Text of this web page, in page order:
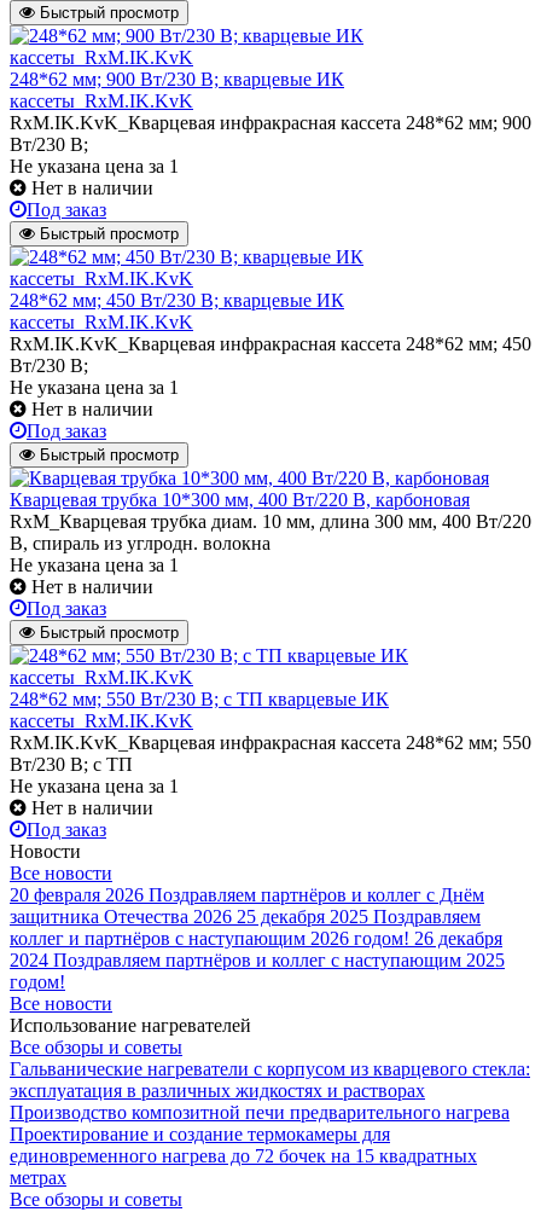
Быстрый просмотр
248*62 мм; 900 Вт/230 В; кварцевые ИК
кассеты_RxM.IK.KvK
RxM.IK.KvK_Кварцевая инфракрасная кассета 248*62 мм; 900
Вт/230 В;
Не указана цена за 1
Нет в наличии
Под заказ
Быстрый просмотр
248*62 мм; 450 Вт/230 В; кварцевые ИК
кассеты_RxM.IK.KvK
RxM.IK.KvK_Кварцевая инфракрасная кассета 248*62 мм; 450
Вт/230 В;
Не указана цена за 1
Нет в наличии
Под заказ
Быстрый просмотр
Кварцевая трубка 10*300 мм, 400 Вт/220 В, карбоновая
RxM_Кварцевая трубка диам. 10 мм, длина 300 мм, 400 Вт/220
В, спираль из углродн. волокна
Не указана цена за 1
Нет в наличии
Под заказ
Быстрый просмотр
248*62 мм; 550 Вт/230 В; с ТП кварцевые ИК
кассеты_RxM.IK.KvK
RxM.IK.KvK_Кварцевая инфракрасная кассета 248*62 мм; 550
Вт/230 В; с ТП
Не указана цена за 1
Нет в наличии
Под заказ
Новости
Все новости
20 февраля 2026 Поздравляем партнёров и коллег с Днём
защитника Отечества 2026 25 декабря 2025 Поздравляем
коллег и партнёров с наступающим 2026 годом! 26 декабря
2024 Поздравляем партнёров и коллег с наступающим 2025
годом!
Все новости
Использование нагревателей
Все обзоры и советы
Гальванические нагреватели с корпусом из кварцевого стекла:
эксплуатация в различных жидкостях и растворах
Производство композитной печи предварительного нагрева
Проектирование и создание термокамеры для
единовременного нагрева до 72 бочек на 15 квадратных
метрах
Все обзоры и советы